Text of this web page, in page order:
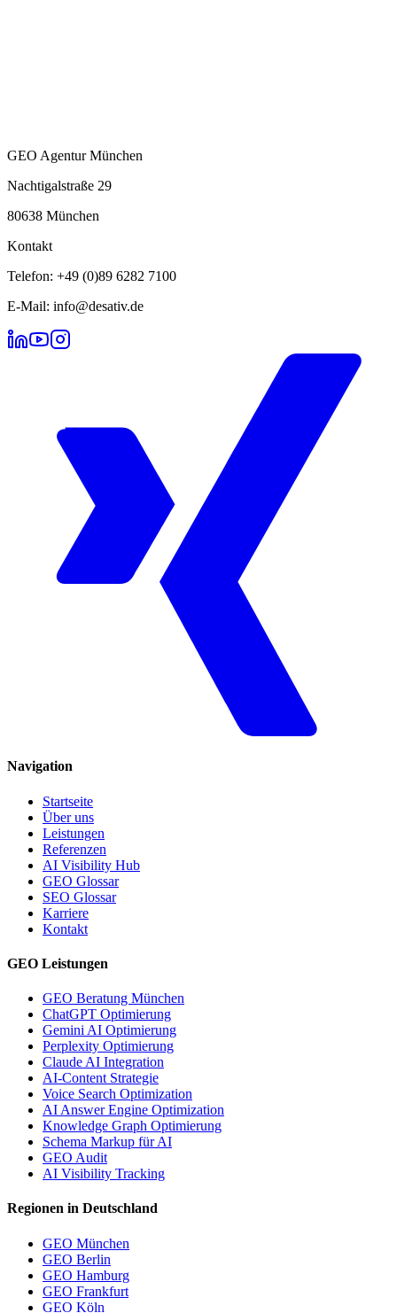
GEO Agentur München
Nachtigalstraße 29
80638 München
Kontakt
Telefon: +49 (0)89 6282 7100
E-Mail: info@desativ.de
Navigation
Startseite
Über uns
Leistungen
Referenzen
AI Visibility Hub
GEO Glossar
SEO Glossar
Karriere
Kontakt
GEO Leistungen
GEO Beratung München
ChatGPT Optimierung
Gemini AI Optimierung
Perplexity Optimierung
Claude AI Integration
AI-Content Strategie
Voice Search Optimization
AI Answer Engine Optimization
Knowledge Graph Optimierung
Schema Markup für AI
GEO Audit
AI Visibility Tracking
Regionen in Deutschland
GEO München
GEO Berlin
GEO Hamburg
GEO Frankfurt
GEO Köln